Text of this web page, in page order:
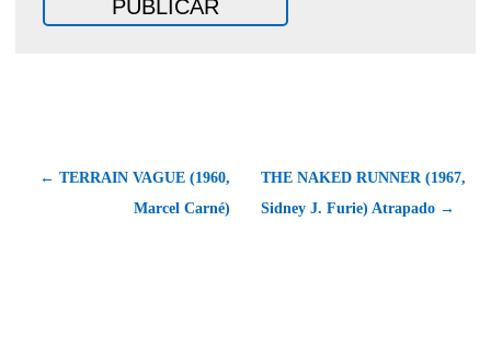
← TERRAIN VAGUE (1960,
Marcel Carné)
THE NAKED RUNNER (1967,
Sidney J. Furie) Atrapado →